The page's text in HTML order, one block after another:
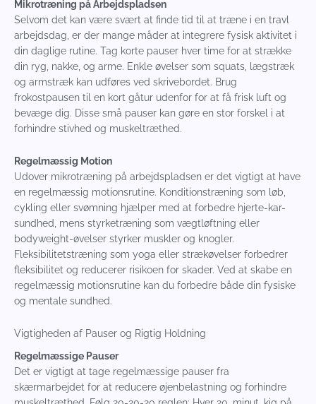
Mikrotræning på Arbejdspladsen
Selvom det kan være svært at finde tid til at træne i en travl
arbejdsdag, er der mange måder at integrere fysisk aktivitet i
din daglige rutine. Tag korte pauser hver time for at strække
din ryg, nakke, og arme. Enkle øvelser som squats, lægstræk
og armstræk kan udføres ved skrivebordet. Brug
frokostpausen til en kort gåtur udenfor for at få frisk luft og
bevæge dig. Disse små pauser kan gøre en stor forskel i at
forhindre stivhed og muskeltræthed.
Regelmæssig Motion
Udover mikrotræning på arbejdspladsen er det vigtigt at have
en regelmæssig motionsrutine. Konditionstræning som løb,
cykling eller svømning hjælper med at forbedre hjerte-kar-
sundhed, mens styrketræning som vægtløftning eller
bodyweight-øvelser styrker muskler og knogler.
Fleksibilitetstræning som yoga eller strækøvelser forbedrer
fleksibilitet og reducerer risikoen for skader. Ved at skabe en
regelmæssig motionsrutine kan du forbedre både din fysiske
og mentale sundhed.
Vigtigheden af Pauser og Rigtig Holdning
Regelmæssige Pauser
Det er vigtigt at tage regelmæssige pauser fra
skærmarbejdet for at reducere øjenbelastning og forhindre